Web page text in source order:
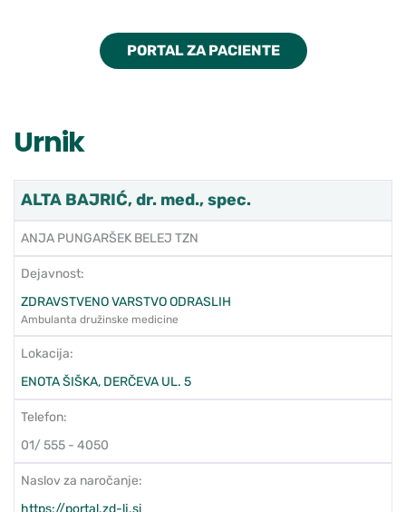
PORTAL ZA PACIENTE
Urnik
ALTA BAJRIĆ, dr. med., spec.
ANJA PUNGARŠEK BELEJ TZN
Dejavnost:
ZDRAVSTVENO VARSTVO ODRASLIH
Ambulanta družinske medicine
Lokacija:
ENOTA ŠIŠKA, DERČEVA UL. 5
Telefon:
01/ 555 - 4050
Naslov za naročanje:
https://portal.zd-lj.si